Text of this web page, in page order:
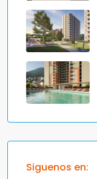
Siguenos en: